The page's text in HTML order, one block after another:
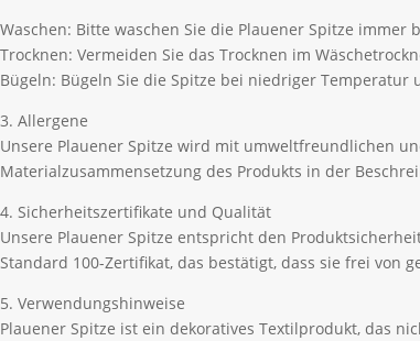
Waschen: Bitte waschen Sie die Plauener Spitze
Trocknen: Vermeiden Sie das Trocknen im
Bügeln: Bügeln Sie die Spitze bei niedriger
3. Allergene
Unsere Plauener Spitze wird mit umweltfreundlichen
Materialzusammensetzung des Produkts in der
4. Sicherheitszertifikate und Qualität
Unsere Plauener Spitze entspricht den
Standard 100-Zertifikat, das bestätigt, dass sie frei von
5. Verwendungshinweise
Plauener Spitze ist ein dekoratives Textilprodukt, das